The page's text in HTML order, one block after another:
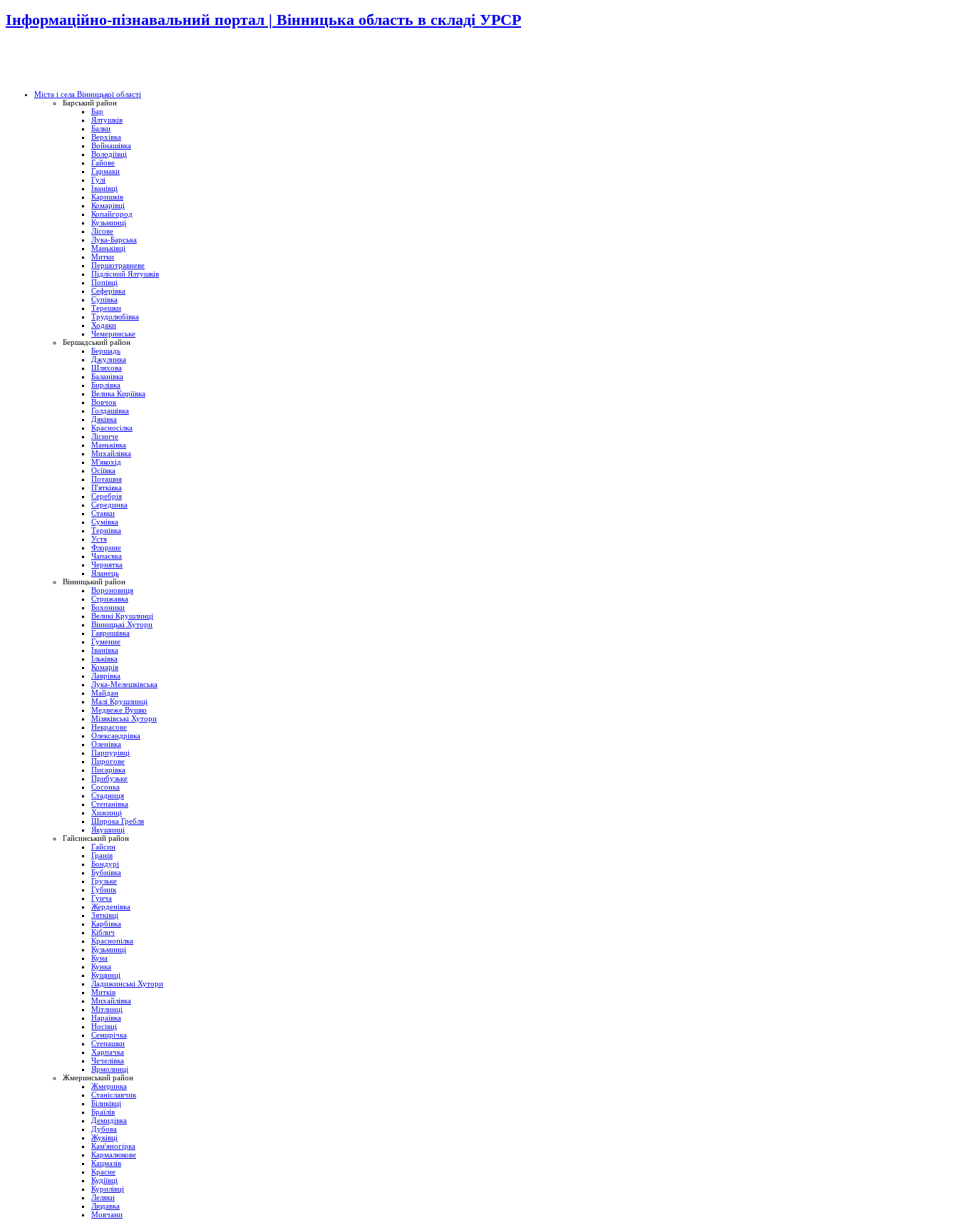
Інформаційно-пізнавальний портал | Вінницька область в складі УРСР
Міста і села Вінницької області
Барський район
Бар
Ялтушків
Балки
Верхівка
Войнашівка
Володіївці
Гайове
Гармаки
Гулі
Іванівці
Каришків
Комарівці
Копайгород
Кузьминці
Лісове
Лука-Барська
Маньківці
Митки
Першотравневе
Підлісний Ялтушків
Попівці
Сеферівка
Супівка
Терешки
Трудолюбівка
Ходаки
Чемеринське
Бершадський район
Бершадь
Джулинка
Шляхова
Баланівка
Бирлівка
Велика Киріївка
Вовчок
Голдашівка
Дяківка
Красносілка
Лісниче
Маньківка
Михайлівка
М'якохід
Осіївка
Поташня
П'ятківка
Серебрія
Серединка
Ставки
Сумівка
Тернівка
Устя
Флорине
Чапаєвка
Чернятка
Яланець
Вінницький район
Вороновиця
Стрижавка
Бохоники
Великі Крушлинці
Вінницькі Хутори
Гавришівка
Гуменне
Іванівка
Ільківка
Комарів
Лаврівка
Лука-Мелешківська
Майдан
Малі Крушлинці
Медвеже Вушко
Мізяківські Хутори
Некрасове
Олександрівка
Оленівка
Парпурівці
Пирогове
Писарівка
Прибузьке
Сосонка
Стадниця
Степанівка
Хижинці
Широка Гребля
Якушинці
Гайсинський район
Гайсин
Гранів
Бондурі
Бубнівка
Грузьке
Губник
Гунча
Жерденівка
Зятківці
Карбівка
Кіблич
Краснопілка
Кузьминці
Куна
Кунка
Кущинці
Ладижинські Хутори
Митків
Михайлівка
Мітлинці
Нараївка
Носівці
Семирічка
Степашки
Харпачка
Чечелівка
Ярмолинці
Жмеринський район
Жмеринка
Станіславчик
Біликівці
Браїлів
Демидівка
Дубова
Жуківці
Кам'яногірка
Кармалюкове
Кацмазів
Красне
Кудіївці
Курилівці
Леляки
Людавка
Мовчани